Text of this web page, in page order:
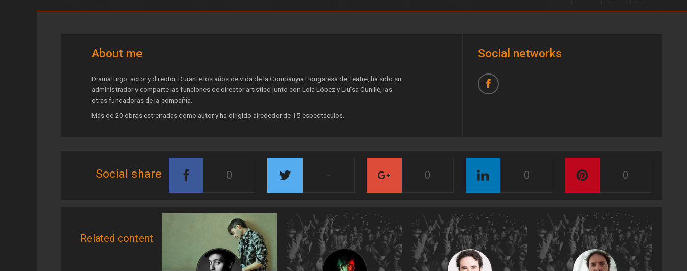
About me
Dramaturgo, actor y director. Durante los años de vida de la Companyia Hongaresa de Teatre, ha sido su
administrador y comparte las funciones de director artístico junto con Lola López y Lluïsa Cunillé, las
otras fundadoras de la compañía.
Más de 20 obras estrenadas como autor y ha dirigido alrededor de 15 espectáculos.
Social networks
Social share 0 - 0 0 0
Related content